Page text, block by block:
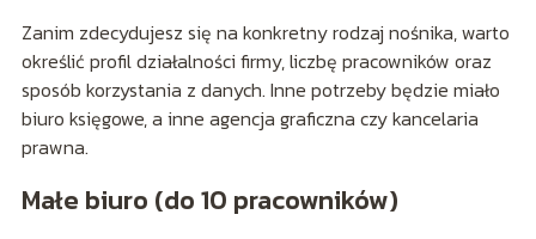
Zanim zdecydujesz się na konkretny rodzaj nośnika, warto
określić profil działalności firmy, liczbę pracowników oraz
sposób korzystania z danych. Inne potrzeby będzie miało
biuro księgowe, a inne agencja graficzna czy kancelaria
prawna.
Małe biuro (do 10 pracowników)